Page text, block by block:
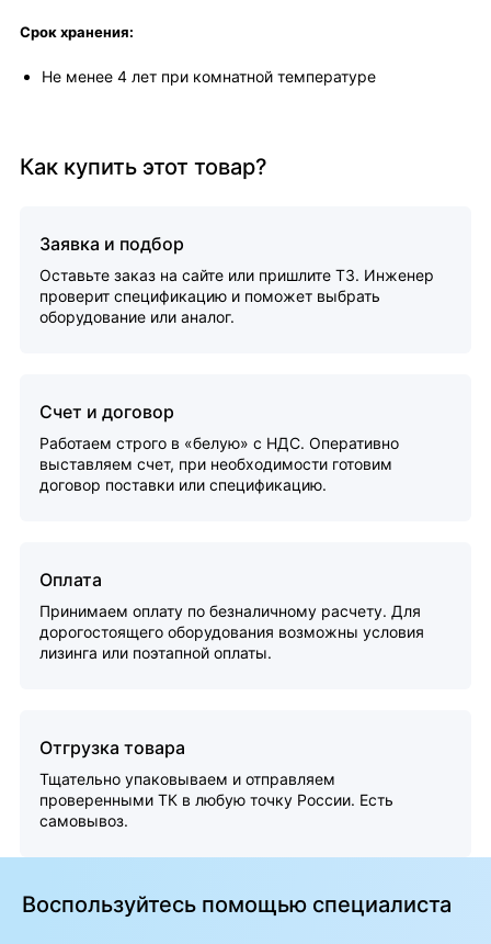
Срок хранения:
Не менее 4 лет при комнатной температуре
Как купить этот товар?
Заявка и подбор
Оставьте заказ на сайте или пришлите ТЗ. Инженер
проверит спецификацию и поможет выбрать
оборудование или аналог.
Счет и договор
Работаем строго в «белую» с НДС. Оперативно
выставляем счет, при необходимости готовим
договор поставки или спецификацию.
Оплата
Принимаем оплату по безналичному расчету. Для
дорогостоящего оборудования возможны условия
лизинга или поэтапной оплаты.
Отгрузка товара
Тщательно упаковываем и отправляем
проверенными ТК в любую точку России. Есть
самовывоз.
Воспользуйтесь помощью специалиста